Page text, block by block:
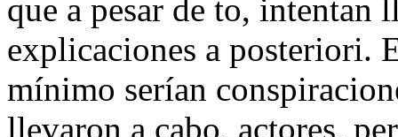
que a pesar de to, intentan
explicaciones a posteriori.
mínimo serían
llevaron a cabo, actores,